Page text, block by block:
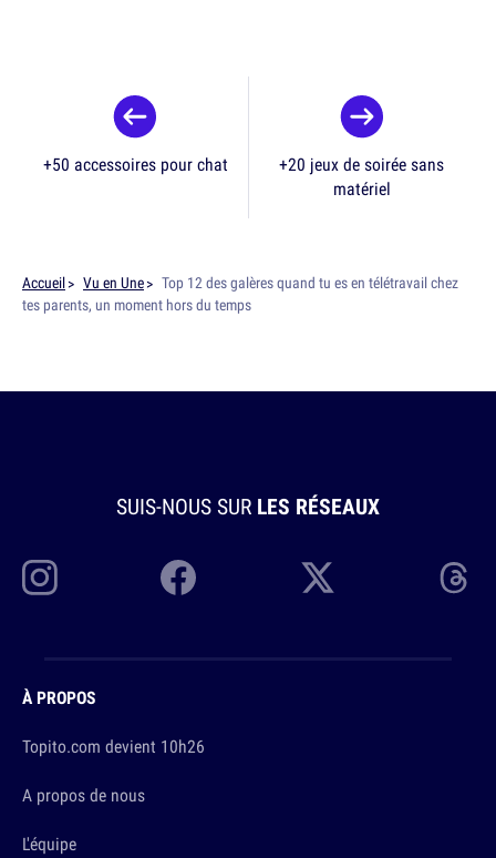
+50 accessoires pour chat
+20 jeux de soirée sans
matériel
Accueil Vu en Une
Top 12 des galères quand tu es en télétravail chez
tes parents, un moment hors du temps
SUIS-NOUS SUR LES RÉSEAUX
À PROPOS
Topito.com devient 10h26
A propos de nous
L'équipe